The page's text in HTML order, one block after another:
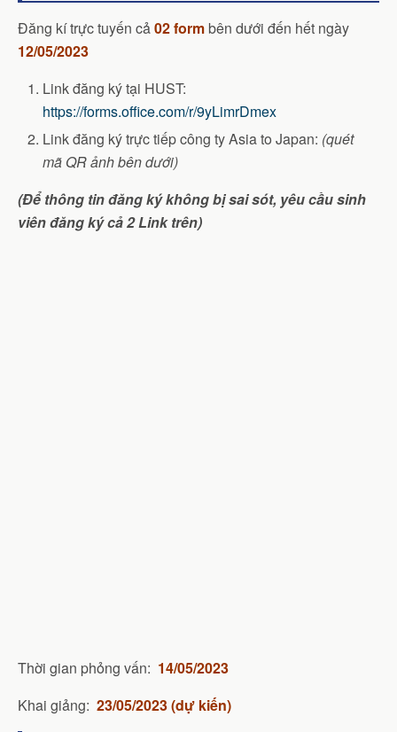
Đăng kí trực tuyến cả02 formbên dưới đến hết ngày
12/05/2023
Link đăng ký tại HUST:
https://forms.office.com/r/9yLimrDmex
Link đăng ký trực tiếp công ty Asia to Japan: (quét
mã QR ảnh bên dưới)
(Để thông tin đăng ký không bị sai sót, yêu cầu sinh
viên đăng ký cả 2 Link trên)
Thời gian phỏng vấn: 14/05/2023
Khai giảng: 23/05/2023 (dự kiến)